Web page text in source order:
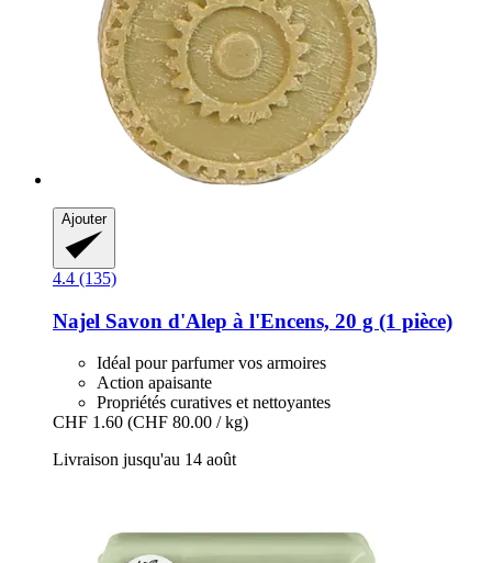
Ajouter
4.4 (135)
Najel Savon d'Alep à l'Encens, 20 g (1 pièce)
Idéal pour parfumer vos armoires
Action apaisante
Propriétés curatives et nettoyantes
CHF 1.60 (CHF 80.00 / kg)
Livraison jusqu'au 14 août